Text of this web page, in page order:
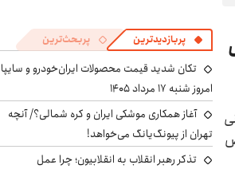
پربازدیدترین پربحث‌ترین
تکان شدید قیمت محصولات ایران‌خودرو و سایپا
امروز شنبه ۱۷ مرداد ۱۴۰۵
آغاز همکاری موشکی ایران و کره شمالی؟/ آنچه
تهران از پیونگ‌یانگ می‌خواهد!
تذکر رهبر انقلاب به انقلابیون؛ چرا عمل